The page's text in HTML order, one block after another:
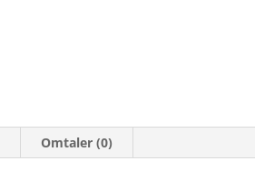
Omtaler (0)